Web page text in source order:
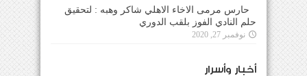
حارس مرمى الاخاء الاهلي شاكر وهبه : لتحقيق
حلم النادي الفوز بلقب الدوري
نوفمبر 27, 2020
أخبار وأسرار